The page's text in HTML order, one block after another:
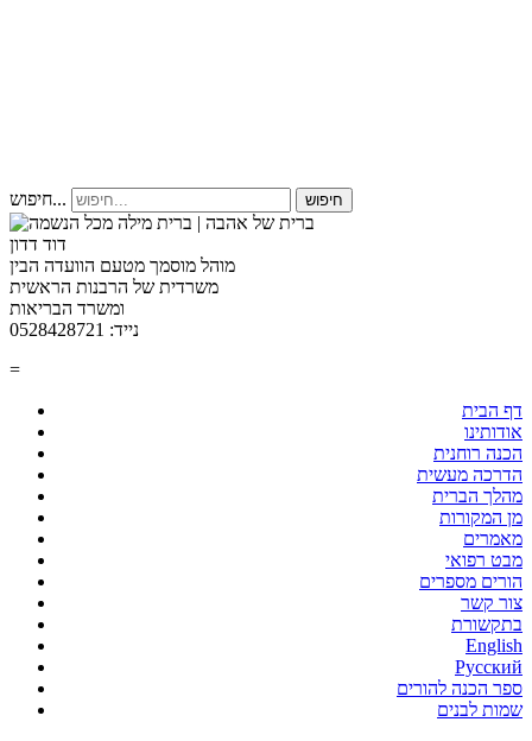
חיפוש... חיפוש
דוד דדון
מוהל מוסמך מטעם הוועדה הבין
משרדית של הרבנות הראשית
ומשרד הבריאות
נייד: 0528428721
=
דף הבית
אודותינו
הכנה רוחנית
הדרכה מעשית
מהלך הברית
מן המקורות
מאמרים
מבט רפואי
הורים מספרים
צור קשר
בתקשורת
English
Русский
ספר הכנה להורים
שמות לבנים